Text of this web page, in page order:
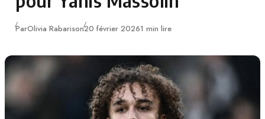
ParOlivia RabarisonPublié
20 février 20261 min lire